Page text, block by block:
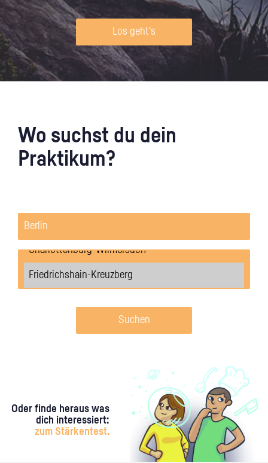
Los geht's
Wo suchst du dein
Praktikum?
Suchen
Oder finde heraus was
dich interessiert:
zum Stärkentest.